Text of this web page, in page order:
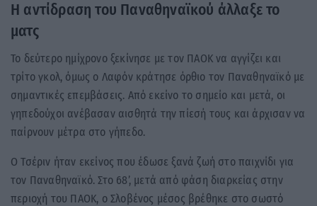
Η αντίδραση του Παναθηναϊκού άλλαξε το
ματς
Το δεύτερο ημίχρονο ξεκίνησε με τον ΠΑΟΚ να αγγίζει και
τρίτο γκολ, όμως ο Λαφόν κράτησε όρθιο τον Παναθηναϊκό με
σημαντικές επεμβάσεις. Από εκείνο το σημείο και μετά, οι
γηπεδούχοι ανέβασαν αισθητά την πίεσή τους και άρχισαν να
παίρνουν μέτρα στο γήπεδο.
Ο Τσέριν ήταν εκείνος που έδωσε ξανά ζωή στο παιχνίδι για
τον Παναθηναϊκό. Στο 68’, μετά από φάση διαρκείας στην
περιοχή του ΠΑΟΚ, ο Σλοβένος μέσος βρέθηκε στο σωστό